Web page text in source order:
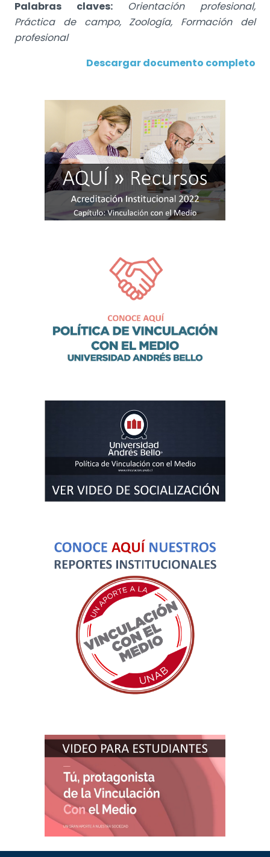
Palabras claves: Orientación profesional,
Práctica de campo, Zoología, Formación del
profesional
Descargar documento completo